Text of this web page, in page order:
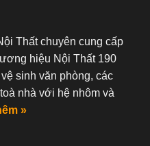
Thất chuyên cung cấp
hiệu Nội Thất 190
sinh văn phòng, các
nhà với hệ nhôm và
»